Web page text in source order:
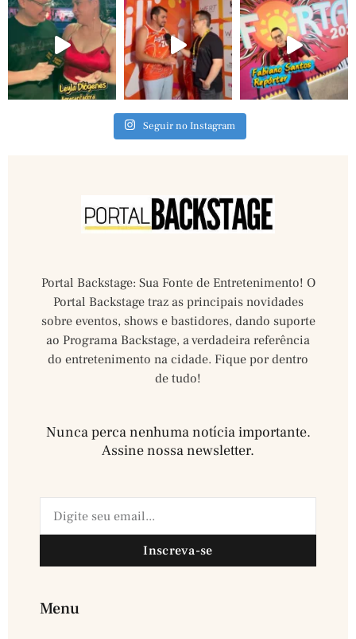
Seguir no Instagram
Portal Backstage: Sua Fonte de Entretenimento! O
Portal Backstage traz as principais novidades
sobre eventos, shows e bastidores, dando suporte
ao Programa Backstage, a verdadeira referência
do entretenimento na cidade. Fique por dentro
de tudo!
Nunca perca nenhuma notícia importante.
Assine nossa newsletter.​
Inscreva-se
Menu